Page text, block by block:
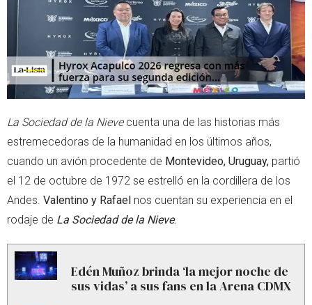
La Sociedad de la Nieve cuenta una de las historias más
estremecedoras de la humanidad en los últimos años,
cuando un avión procedente de Montevideo, Uruguay, partió
el 12 de octubre de 1972 se estrelló en la cordillera de los
Andes. Valentino y Rafael nos cuentan su experiencia en el
rodaje de La Sociedad de la Nieve.
Edén Muñoz brinda ‘la mejor noche de
sus vidas’ a sus fans en la Arena CDMX